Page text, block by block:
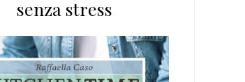
senza stress